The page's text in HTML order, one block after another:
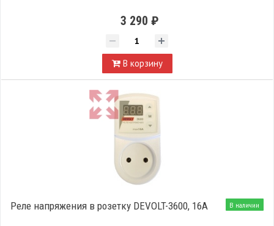
3 290 ₽
В корзину
В наличии
Реле напряжения в розетку DEVOLT-3600, 16A